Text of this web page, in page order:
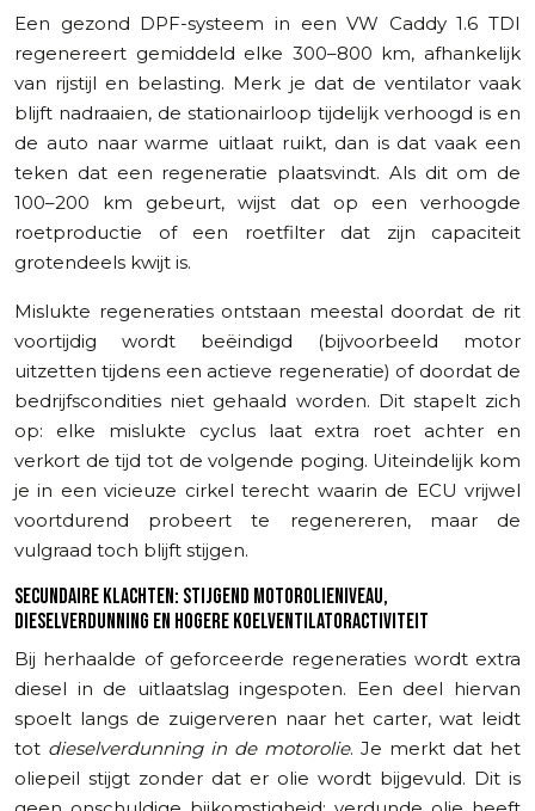
Een gezond DPF-systeem in een VW Caddy 1.6 TDI
regenereert gemiddeld elke 300–800 km, afhankelijk
van rijstijl en belasting. Merk je dat de ventilator vaak
blijft nadraaien, de stationairloop tijdelijk verhoogd is en
de auto naar warme uitlaat ruikt, dan is dat vaak een
teken dat een regeneratie plaatsvindt. Als dit om de
100–200 km gebeurt, wijst dat op een verhoogde
roetproductie of een roetfilter dat zijn capaciteit
grotendeels kwijt is.
Mislukte regeneraties ontstaan meestal doordat de rit
voortijdig wordt beëindigd (bijvoorbeeld motor
uitzetten tijdens een actieve regeneratie) of doordat de
bedrijfscondities niet gehaald worden. Dit stapelt zich
op: elke mislukte cyclus laat extra roet achter en
verkort de tijd tot de volgende poging. Uiteindelijk kom
je in een vicieuze cirkel terecht waarin de ECU vrijwel
voortdurend probeert te regenereren, maar de
vulgraad toch blijft stijgen.
SECUNDAIRE KLACHTEN: STIJGEND MOTOROLIENIVEAU,
DIESELVERDUNNING EN HOGERE KOELVENTILATORACTIVITEIT
Bij herhaalde of geforceerde regeneraties wordt extra
diesel in de uitlaatslag ingespoten. Een deel hiervan
spoelt langs de zuigerveren naar het carter, wat leidt
tot dieselverdunning in de motorolie. Je merkt dat het
oliepeil stijgt zonder dat er olie wordt bijgevuld. Dit is